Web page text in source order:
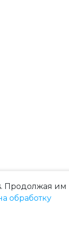
Продолжая им
обработку